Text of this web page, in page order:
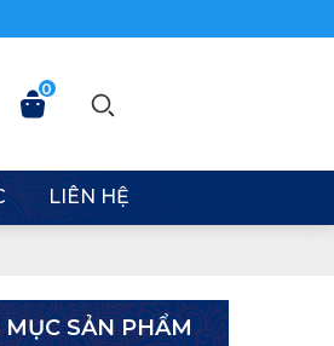
0
LIÊN HỆ
SẢN PHẨM